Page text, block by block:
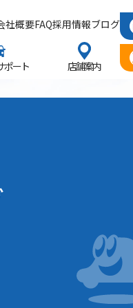
ポート 店舗案内
社概要FAQ採用情報ブログ